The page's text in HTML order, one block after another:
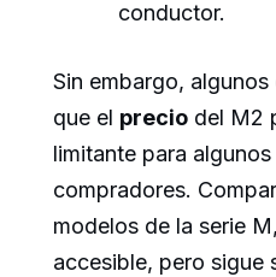
conductor.
Sin embargo,
que el precio del M2
limitante para
compradores.
modelos de la serie
accesible, pero sigue